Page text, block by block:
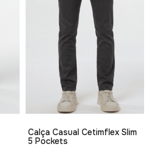
Calça Casual Cetimflex Slim
5 Pockets